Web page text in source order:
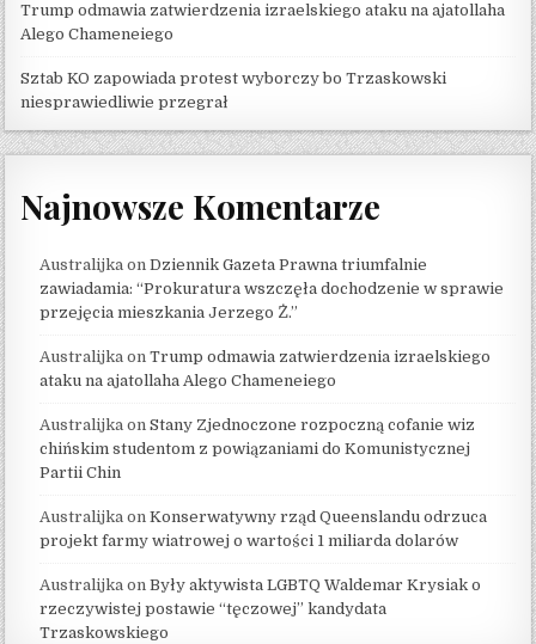
Trump odmawia zatwierdzenia izraelskiego ataku na ajatollaha
Alego Chameneiego
Sztab KO zapowiada protest wyborczy bo Trzaskowski
niesprawiedliwie przegrał
Najnowsze Komentarze
Australijka onDziennik Gazeta Prawna triumfalnie
zawiadamia: “Prokuratura wszczęła dochodzenie w sprawie
przejęcia mieszkania Jerzego Ż.”
Australijka onTrump odmawia zatwierdzenia izraelskiego
ataku na ajatollaha Alego Chameneiego
Australijka onStany Zjednoczone rozpoczną cofanie wiz
chińskim studentom z powiązaniami do Komunistycznej
Partii Chin
Australijka onKonserwatywny rząd Queenslandu odrzuca
projekt farmy wiatrowej o wartości 1 miliarda dolarów
Australijka onByły aktywista LGBTQ Waldemar Krysiak o
rzeczywistej postawie “tęczowej” kandydata
Trzaskowskiego